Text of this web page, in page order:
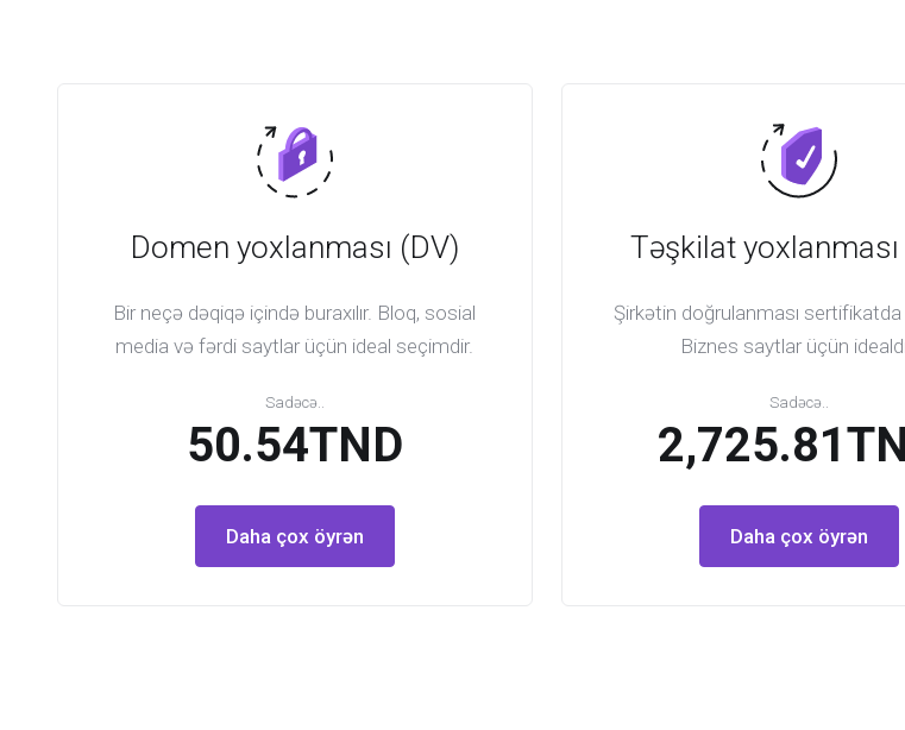
Domen yoxlanması (DV)
Bir neçə dəqiqə içində buraxılır. Bloq, sosial
media və fərdi saytlar üçün ideal seçimdir.
Sadəcə..
50.54TND
Daha çox öyrən
Təşkilat yoxlanması
Şirkətin doğrulanması
Biznes saytlar üçün
Sadəcə..
Daha çox öyrən